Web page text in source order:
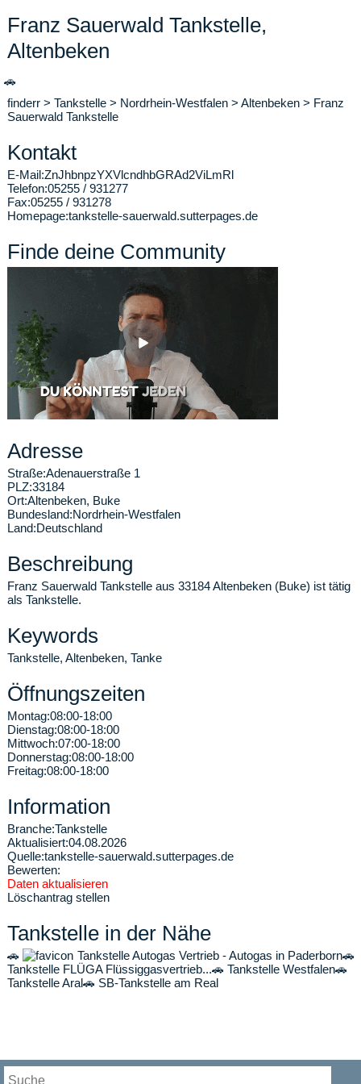
Franz Sauerwald Tankstelle,
Altenbeken
🚗
finderr > Tankstelle > Nordrhein-Westfalen > Altenbeken > Franz
Sauerwald Tankstelle
Kontakt
E-Mail:ZnJhbnpzYXVlcndhbGRAd2ViLmRl
Telefon:05255 / 931277
Fax:05255 / 931278
Homepage:tankstelle-sauerwald.sutterpages.de
Finde deine Community
Adresse
Straße:Adenauerstraße 1
PLZ:33184
Ort:Altenbeken, Buke
Bundesland:Nordrhein-Westfalen
Land:Deutschland
Beschreibung
Franz Sauerwald Tankstelle aus 33184 Altenbeken (Buke) ist tätig
als Tankstelle.
Keywords
Tankstelle, Altenbeken, Tanke
Öffnungszeiten
Montag:08:00-18:00
Dienstag:08:00-18:00
Mittwoch:07:00-18:00
Donnerstag:08:00-18:00
Freitag:08:00-18:00
Information
Branche:Tankstelle
Aktualisiert:04.08.2026
Quelle:tankstelle-sauerwald.sutterpages.de
Bewerten:
Daten aktualisieren
Löschantrag stellen
Tankstelle in der Nähe
🚗 Tankstelle Autogas Vertrieb - Autogas in Paderborn🚗
Tankstelle FLÜGA Flüssiggasvertrieb...🚗 Tankstelle Westfalen🚗
Tankstelle Aral🚗 SB-Tankstelle am Real